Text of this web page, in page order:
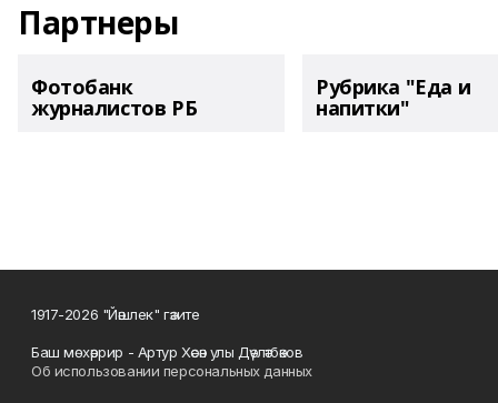
Партнеры
Фотобанк
журналистов РБ
Рубрика "Еда и
напитки"
1917-2026 "Йәшлек" гәзите
Баш мөхәррир - Артур Хәсән улы Дәүләтбәков
Об использовании персональных данных